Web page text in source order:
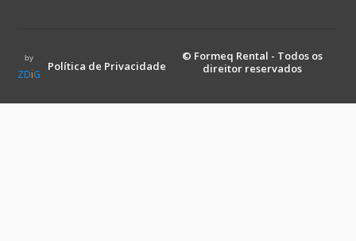
by
ZDiG
Política de Privacidade
© Formeq Rental - Todos os
direitor reservados